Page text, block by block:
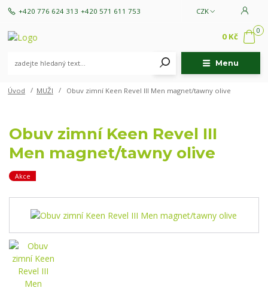
Menu
CZK
+420 776 624 313 +420 571 611 753
0
0 Kč
Úvod MUŽI Obuv zimní Keen Revel III Men magnet/tawny olive
Obuv zimní Keen Revel III
Men magnet/tawny olive
Akce